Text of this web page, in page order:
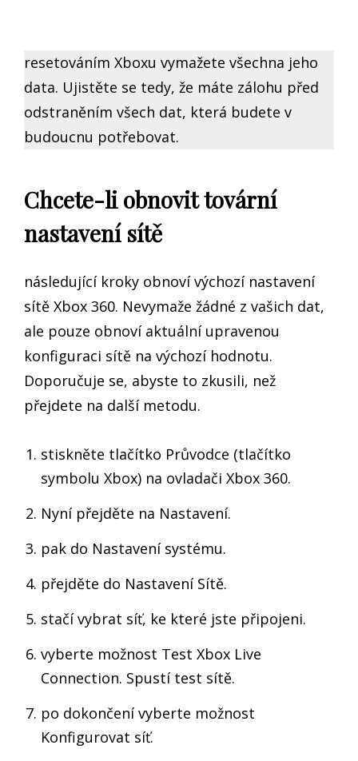
resetováním Xboxu vymažete všechna jeho
data. Ujistěte se tedy, že máte zálohu před
odstraněním všech dat, která budete v
budoucnu potřebovat.
Chcete-li obnovit tovární
nastavení sítě
následující kroky obnoví výchozí nastavení
sítě Xbox 360. Nevymaže žádné z vašich dat,
ale pouze obnoví aktuální upravenou
konfiguraci sítě na výchozí hodnotu.
Doporučuje se, abyste to zkusili, než
přejdete na další metodu.
stiskněte tlačítko Průvodce (tlačítko
symbolu Xbox) na ovladači Xbox 360.
Nyní přejděte na Nastavení.
pak do Nastavení systému.
přejděte do Nastavení Sítě.
stačí vybrat síť, ke které jste připojeni.
vyberte možnost Test Xbox Live
Connection. Spustí test sítě.
po dokončení vyberte možnost
Konfigurovat síť.